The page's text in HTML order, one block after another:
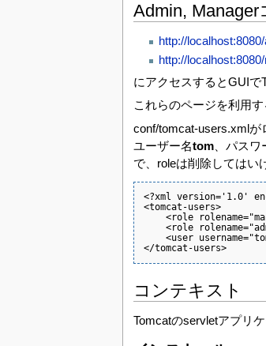
Admin, Manager
http://
http://
にアクセスするとGUIで
これらのページを利用
conf/tomcat-users.xmlが
ユーザー名tom、パスワ
で、roleは削除してはい
<?xml version='1.0'
<tomcat-users>
<role
<role
<user
</tomcat-users>
コンテキスト
Tomcatのservletアプリ